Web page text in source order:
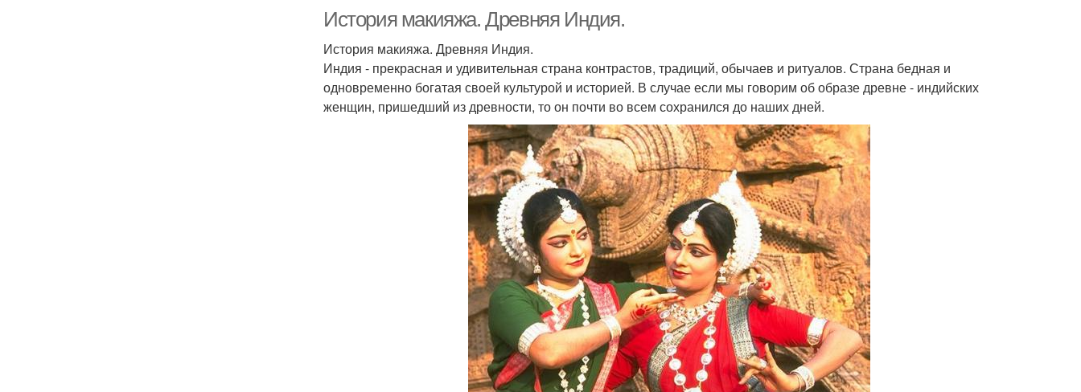
История макияжа. Древняя Индия.
История макияжа. Древняя Индия.
Индия - прекрасная и удивительная страна контрастов, традиций, обычаев и ритуалов. Страна бедная и
одновременно богатая своей культурой и историей. В случае если мы говорим об образе древне - индийских
женщин, пришедший из древности, то он почти во всем сохранился до наших дней.